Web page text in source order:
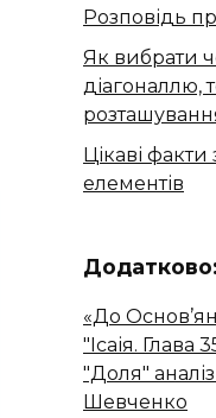
Розповідь
Як вибрати
діагоналлю,
Цікаві факти
елементів
Додатково:
«До
"Ісаія. Глава
"Доля"
Шевченко